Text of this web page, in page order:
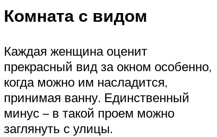
Комната с видом
Каждая женщина оценит
прекрасный вид за окном особенно,
когда можно им насладится,
принимая ванну. Единственный
минус – в такой проем можно
заглянуть с улицы.